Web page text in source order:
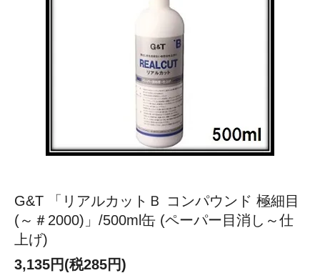
G&T 「リアルカットＢ コンパウンド 極細目
(～＃2000)」/500ml缶 (ペーパー目消し～仕
上げ)
3,135円(税285円)